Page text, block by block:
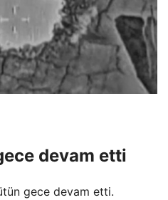
devam etti
gece devam etti.